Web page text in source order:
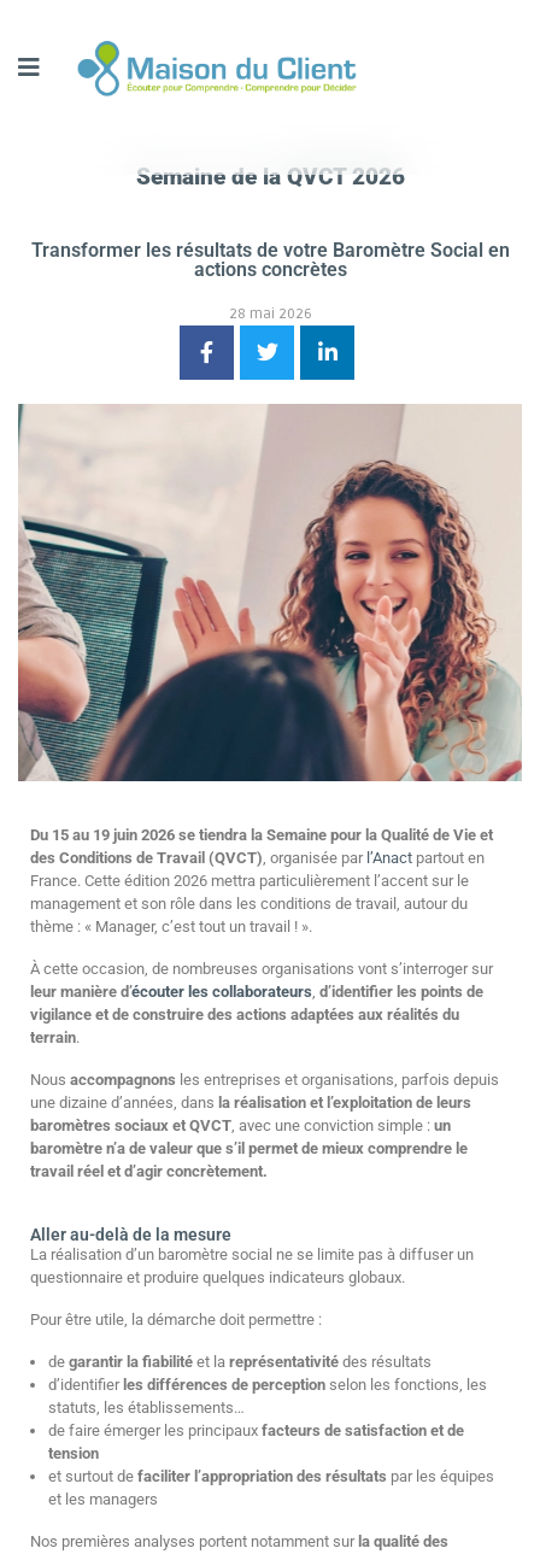
Semaine de la QVCT 2026
Transformer les résultats de votre Baromètre Social en
actions concrètes
28 mai 2026
Du 15 au 19 juin 2026 se tiendra la Semaine pour la Qualité de Vie et
des Conditions de Travail (QVCT), organisée par l’Anact partout en
France. Cette édition 2026 mettra particulièrement l’accent sur le
management et son rôle dans les conditions de travail, autour du
thème : « Manager, c’est tout un travail ! ».
À cette occasion, de nombreuses organisations vont s’interroger sur
leur manière d’écouter les collaborateurs, d’identifier les points de
vigilance et de construire des actions adaptées aux réalités du
terrain.
Nous accompagnons les entreprises et organisations, parfois depuis
une dizaine d’années, dans la réalisation et l’exploitation de leurs
baromètres sociaux et QVCT, avec une conviction simple : un
baromètre n’a de valeur que s’il permet de mieux comprendre le
travail réel et d’agir concrètement.
Aller au-delà de la mesure
La réalisation d’un baromètre social ne se limite pas à diffuser un
questionnaire et produire quelques indicateurs globaux.
Pour être utile, la démarche doit permettre :
de garantir la fiabilité et la représentativité des résultats
d’identifier les différences de perception selon les fonctions, les
statuts, les établissements…
de faire émerger les principaux facteurs de satisfaction et de
tension
et surtout de faciliter l’appropriation des résultats par les équipes
et les managers
Nos premières analyses portent notamment surla qualité des